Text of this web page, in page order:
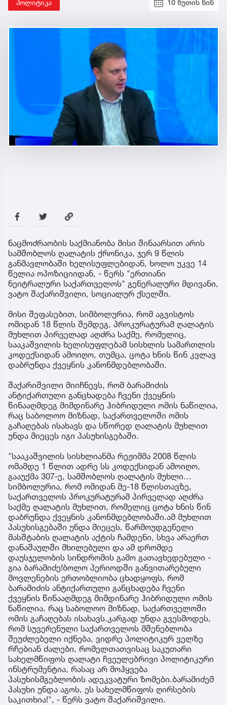
პოლიტიკა 10 წუთის წინ
ნაცმოძრაობის საქმიანობა მისი შინაარსით არის
სამშობლოს ღალატის ქრონიკა, ჯერ 9 წლის
განმავლობაში ხელისუფლებიდან, ხოლო უკვე 14
წელია ოპოზიციიდან, - წერს "ერთიანი
ნეიტრალური საქართველოს" გენერალური მდივანი,
ვატო შაქარიშვილი, სოციალურ ქსელში.
მისი შეფასებით, სიმბოლურია, რომ აგვისტოს
ომიდან 18 წლის შემდეგ, პროკურატურამ ღალატის
მუხლით პირველად აღძრა საქმე, რომელიც,
სააკაშვილის ხელისუფლებამ სისხლის სამართლის
კოდექსიდან ამოიღო, თუმცა, ცოტა ხნის წინ კვლავ
დაბრუნდა ქვეყნის კანონმდებლობაში.
შაქარიშვილი მიიჩნევს, რომ ბარამიძის
ანტიქართული განცხადება ჩვენი ქვეყნის
წინააღმდეგ მიმდინარე ჰიბრიდული ომის ნაწილია,
რაც საბოლოო მიზნად, საქართველოში ომის
გაჩაღებას ისახავს და სწორედ ღალატის მუხლით
უნდა მიეცეს იგი პასუხისგებაში.
"სააკაშვილის სისხლიანმა რეჟიმმა 2008 წლის
ომამდე 1 წლით ადრე სს კოდექსიდან ამოიღო,
გააუქმა 307-ე, სამშობლოს ღალატის მუხლი…
სიმბოლურია, რომ ომიდან მე-18 წლისთავზე,
საქართველოს პროკურატურამ პირველად აღძრა
საქმე ღალატის მუხლით, რომელიც ცოტა ხნის წინ
დაბრუნდა ქვეყნის კანონმდებლობაში.ამ მუხლით
პასუხისგებაში უნდა მიეცეს, წარმოუდგენელი
მასშტაბის ღალატის აქტის ჩამდენი, სხვა არაერთ
დანაშაულში მხილებული და ამ დრომდე
დაუსჯელობის სინდრომის გამო გათავხედებული -
გია ბარამიძე!ბოლო პერიოდში განვითარებული
მოვლენების ერთობლიობა ცხადყოფს, რომ
ბარამიძის ანტიქართული განცხადება ჩვენი
ქვეყნის წინააღმდეგ მიმდინარე ჰიბრიდული ომის
ნაწილია, რაც საბოლოო მიზნად, საქართველოში
ომის გაჩაღებას ისახავს.კარგად უნდა გვესმოდეს,
რომ სუვერენული საქართველოს მშენებლობა
შეუძლებელი იქნება, ვიდრე პოლიტიკურ ველზე
რჩებიან ძალები, რომელთათვისაც საკუთარი
სახელმწიფოს ღალატი ჩვეულებრივი პოლიტიკური
ინსტრუმენტია, რასაც არ მოჰყვება
პასუხისმგებლობის ადეკვატური ზომები.ბარამიძემ
პასუხი უნდა აგოს, ეს სახელმწიფოს ღირსების
საკითხია!", - წერს ვატო შაქარიშვილი.